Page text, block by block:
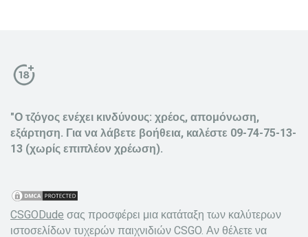
"Ο τζόγος ενέχει κινδύνους: χρέος, απομόνωση,
εξάρτηση. Για να λάβετε βοήθεια, καλέστε 09-74-75-13-
13 (χωρίς επιπλέον χρέωση).
CSGODude σας προσφέρει μια κατάταξη των καλύτερων
ιστοσελίδων τυχερών παιχνιδιών CSGO. Αν θέλετε να